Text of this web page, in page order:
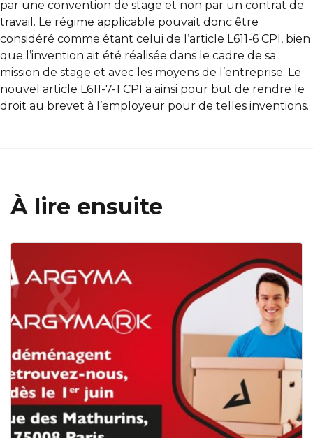
par une convention de stage et non par un contrat de
travail. Le régime applicable pouvait donc être
considéré comme étant celui de l’article L611-6 CPI, bien
que l’invention ait été réalisée dans le cadre de sa
mission de stage et avec les moyens de l’entreprise. Le
nouvel article L611-7-1 CPI a ainsi pour but de rendre le
droit au brevet à l’employeur pour de telles inventions.
À lire ensuite